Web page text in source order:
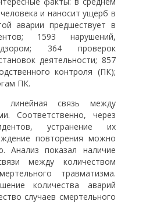
и наносит ущерб в
аварии предшествует в
1593 нарушений,
364 проверок
деятельности; 857
контроля (ПК);
ПК.
линейная связь между
Соответственно, через
устранение их
повторения можно
Анализ показал наличие
между количеством
травматизма.
количества аварий
случаев смертельного